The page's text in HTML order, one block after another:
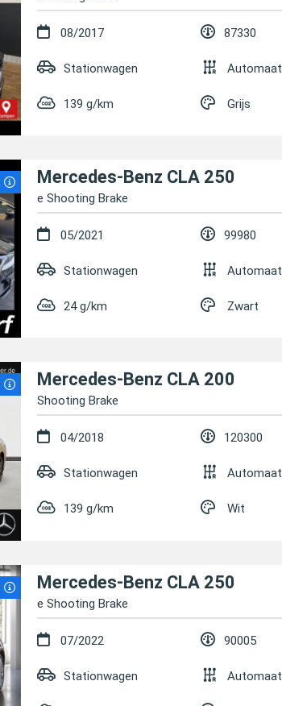
08/2017 87330
Stationwagen Automaat
139 g/km Grijs
Mercedes-Benz CLA 250
e Shooting Brake
05/2021 99980
Stationwagen Automaat
24 g/km Zwart
Mercedes-Benz CLA 200
Shooting Brake
04/2018 120300
Stationwagen Automaat
139 g/km Wit
Mercedes-Benz CLA 250
e Shooting Brake
07/2022 90005
Stationwagen Automaat